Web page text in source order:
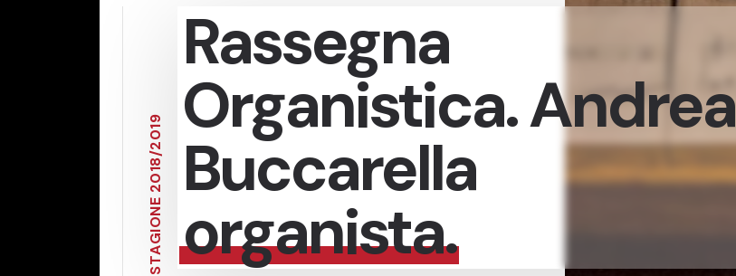
S
T
A
G
I
O
N
E
2
0
1
8
/
2
0
1
9
Rassegna
Organistica. Andrea
Buccarella
organista.